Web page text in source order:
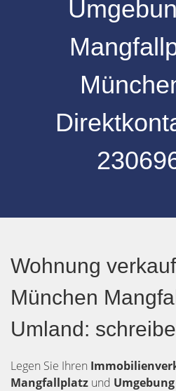
Wohnung
München
Umland:
Legen Sie Ihren
Mangfallplatz und Umgebung